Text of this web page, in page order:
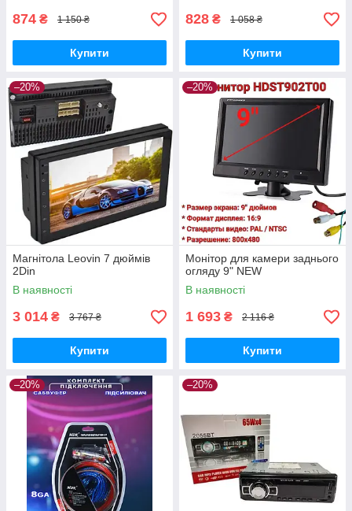
874 ₴ 1 150 ₴
Купити
828 ₴ 1 058 ₴
Купити
–20%
Магнітола Leovin 7 дюймів
2Din
В наявності
3 014 ₴ 3 767 ₴
Купити
–20%
Монітор для камери заднього
огляду 9" NEW
В наявності
1 693 ₴ 2 116 ₴
Купити
–20% –20%